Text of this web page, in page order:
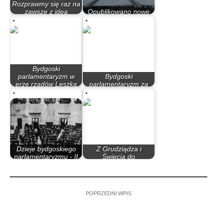
Rozprawmy się raz na
zawsze z ideą
Opublikowano nowe
Bydgoski
parlamentaryzm w
erze rządów Leszka
Bydgoski
parlamentaryzm za
Dzieje bydgoskiego
parlamentaryzmu - II
Z Grudziądza i
Świecia do
POPRZEDNI WPIS